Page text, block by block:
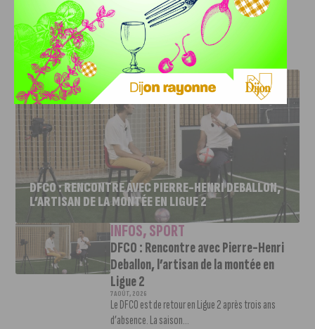
J'AIME LE DFCO
DFCO : RENCONTRE AVEC PIERRE-HENRI DEBALLON,
L’ARTISAN DE LA MONTÉE EN LIGUE 2
INFOS,SPORT
DFCO : Rencontre avec Pierre-Henri
Deballon, l’artisan de la montée en
Ligue 2
7 AOÛT, 2026
Le DFCO est de retour en Ligue 2 après trois ans
d’absence. La saison...